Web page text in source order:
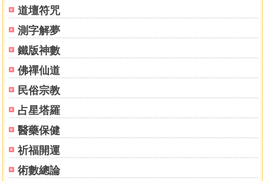
道壇符咒
測字解夢
鐵版神數
佛禪仙道
民俗宗教
占星塔羅
醫藥保健
祈福開運
術數總論
行政總裁，可為學貫東西，精通世出世間法，融科學和傳統
玄共冶一爐，以其深厚的功力，在融會貫通各派數法的基礎
之上，形成了理、法、用之三層次的玄學理論，而成《抱易
軒實戰錄》一書。書中以心為核心，以人為本，以緣起法為
武器，以方便度人為目的，理論與實踐相結合，層層深入，
在解密生命密碼的同時，以無方便法門教人增吉減凶之法，
救人於苦難，導人以善法，一片慈悲情懷，令人讚歎。《抱
易軒實戰錄》實為古今術數玄學集大成之力作，更是一項生
命的改造工程，適合現代人閱讀，特為序。
淨因法師博士
於南京大學小白樓
２０１３年１２月１２日